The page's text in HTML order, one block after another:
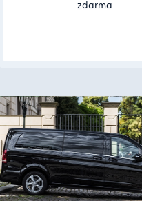
zdarma